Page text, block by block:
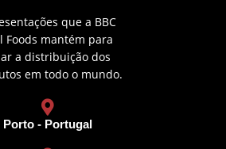
que a BBC
Foods mantém para
a distribuição dos
em todo o mundo.
Porto - Portugal